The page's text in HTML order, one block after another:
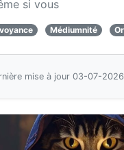
si vous
Médiumnité
mise à jour 03-07-2026